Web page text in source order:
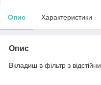
Опис Характеристики
Опис
Вкладиш в фільтр з